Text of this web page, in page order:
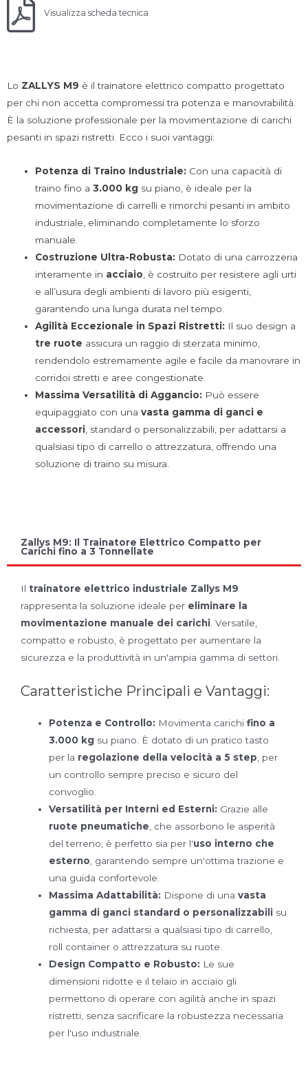
Visualizza scheda tecnica
Lo ZALLYS M9 è il trainatore elettrico compatto progettato
per chi non accetta compromessi tra potenza e manovrabilità.
È la soluzione professionale per la movimentazione di carichi
pesanti in spazi ristretti. Ecco i suoi vantaggi:
Potenza di Traino Industriale: Con una capacità di
traino fino a3.000 kg su piano, è ideale per la
movimentazione di carrelli e rimorchi pesanti in ambito
industriale, eliminando completamente lo sforzo
manuale.
Costruzione Ultra-Robusta: Dotato di una carrozzeria
interamente in acciaio , è costruito per resistere agli urti
e all’usura degli ambienti di lavoro più esigenti,
garantendo una lunga durata nel tempo.
Agilità Eccezionale in Spazi Ristretti: Il suo design a
tre ruote assicura un raggio di sterzata minimo,
rendendolo estremamente agile e facile da manovrare in
corridoi stretti e aree congestionate.
Massima Versatilità di Aggancio: Può essere
equipaggiato con unavasta gamma di ganci e
accessori , standard o personalizzabili, per adattarsi a
qualsiasi tipo di carrello o attrezzatura, offrendo una
soluzione di traino su misura.
Zallys M9: Il Trainatore Elettrico Compatto per
Carichi fino a 3 Tonnellate
Il trainatore elettrico industriale Zallys M9
rappresenta la soluzione ideale per eliminare la
movimentazione manuale dei carichi . Versatile,
compatto e robusto, è progettato per aumentare la
sicurezza e la produttività in un'ampia gamma di settori.
Caratteristiche Principali e Vantaggi:
Potenza e Controllo: Movimenta carichifino a
3.000 kg su piano. È dotato di un pratico tasto
per la regolazione della velocità a 5 step , per
un controllo sempre preciso e sicuro del
convoglio.
Versatilità per Interni ed Esterni: Grazie alle
ruote pneumatiche , che assorbono le asperità
del terreno, è perfetto sia per l'uso interno che
esterno , garantendo sempre un'ottima trazione e
una guida confortevole.
Massima Adattabilità: Dispone di unavasta
gamma di ganci standard o personalizzabili su
richiesta, per adattarsi a qualsiasi tipo di carrello,
roll container o attrezzatura su ruote.
Design Compatto e Robusto: Le sue
dimensioni ridotte e il telaio in acciaio gli
permettono di operare con agilità anche in spazi
ristretti, senza sacrificare la robustezza necessaria
per l'uso industriale.